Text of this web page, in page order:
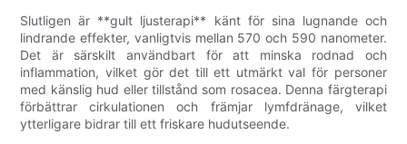
Slutligen är **gult ljusterapi** känt för sina lugnande och
lindrande effekter, vanligtvis mellan 570 och 590 nanometer.
Det är särskilt användbart för att minska rodnad och
inflammation, vilket gör det till ett utmärkt val för personer
med känslig hud eller tillstånd som rosacea. Denna färgterapi
förbättrar cirkulationen och främjar lymfdränage, vilket
ytterligare bidrar till ett friskare hudutseende.